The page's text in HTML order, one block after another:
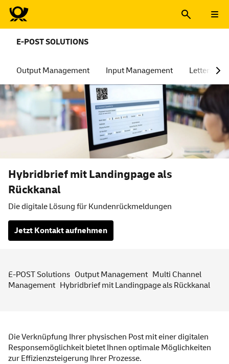
E-POST SOLUTIONS
Output Management Input Management Lettershop
Hybridbrief mit Landingpage als
Rückkanal
Die digitale Lösung für Kundenrückmeldungen
Jetzt Kontakt aufnehmen
E-POST Solutions Output Management Multi Channel
Management Hybridbrief mit Landingpage als Rückkanal
Die Verknüpfung Ihrer physischen Post mit einer digitalen
Responsemöglichkeit bietet Ihnen optimale Möglichkeiten
zur Effizienzsteigerung Ihrer Prozesse.